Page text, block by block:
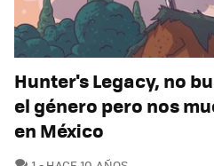
Hunter's Legacy, no
el género pero nos
en México
COMENTARIOS